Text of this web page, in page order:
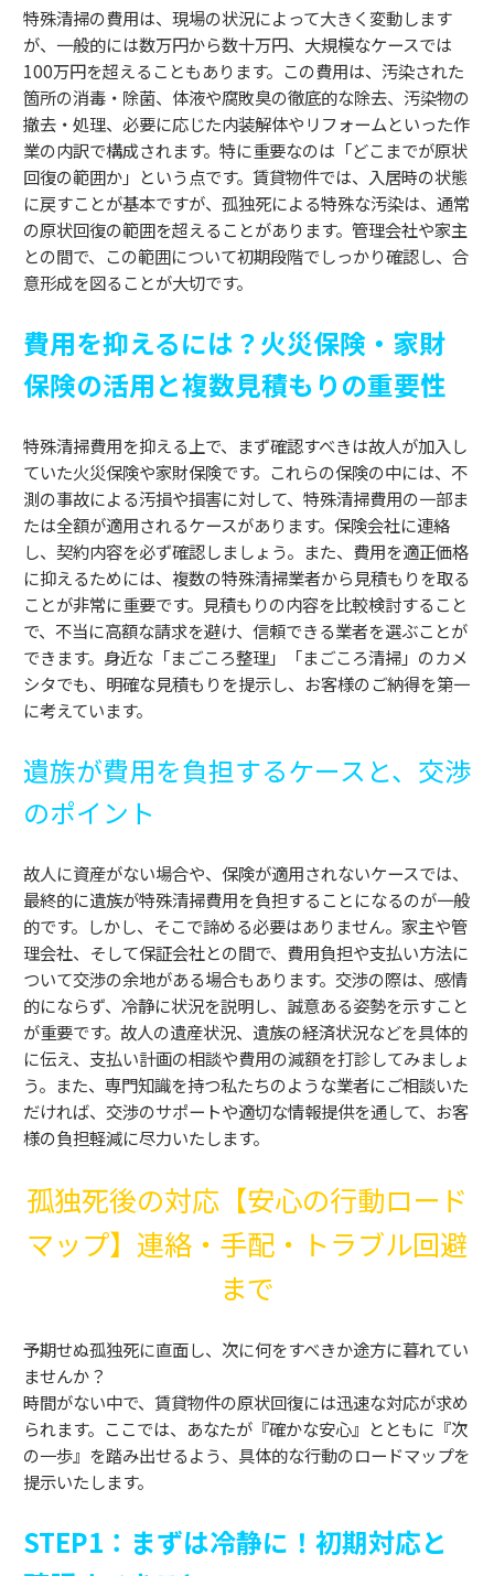
特殊清掃の費用は、現場の状況によって大きく変動します
が、一般的には数万円から数十万円、大規模なケースでは
100万円を超えることもあります。この費用は、汚染された
箇所の消毒・除菌、体液や腐敗臭の徹底的な除去、汚染物の
撤去・処理、必要に応じた内装解体やリフォームといった作
業の内訳で構成されます。特に重要なのは「どこまでが原状
回復の範囲か」という点です。賃貸物件では、入居時の状態
に戻すことが基本ですが、孤独死による特殊な汚染は、通常
の原状回復の範囲を超えることがあります。管理会社や家主
との間で、この範囲について初期段階でしっかり確認し、合
意形成を図ることが大切です。
費用を抑えるには？火災保険・家財
保険の活用と複数見積もりの重要性
特殊清掃費用を抑える上で、まず確認すべきは故人が加入し
ていた火災保険や家財保険です。これらの保険の中には、不
測の事故による汚損や損害に対して、特殊清掃費用の一部ま
たは全額が適用されるケースがあります。保険会社に連絡
し、契約内容を必ず確認しましょう。また、費用を適正価格
に抑えるためには、複数の特殊清掃業者から見積もりを取る
ことが非常に重要です。見積もりの内容を比較検討すること
で、不当に高額な請求を避け、信頼できる業者を選ぶことが
できます。身近な「まごころ整理」「まごころ清掃」のカメ
シタでも、明確な見積もりを提示し、お客様のご納得を第一
に考えています。
遺族が費用を負担するケースと、交渉
のポイント
故人に資産がない場合や、保険が適用されないケースでは、
最終的に遺族が特殊清掃費用を負担することになるのが一般
的です。しかし、そこで諦める必要はありません。家主や管
理会社、そして保証会社との間で、費用負担や支払い方法に
ついて交渉の余地がある場合もあります。交渉の際は、感情
的にならず、冷静に状況を説明し、誠意ある姿勢を示すこと
が重要です。故人の遺産状況、遺族の経済状況などを具体的
に伝え、支払い計画の相談や費用の減額を打診してみましょ
う。また、専門知識を持つ私たちのような業者にご相談いた
だければ、交渉のサポートや適切な情報提供を通して、お客
様の負担軽減に尽力いたします。
孤独死後の対応【安心の行動ロード
マップ】連絡・手配・トラブル回避
まで
予期せぬ孤独死に直面し、次に何をすべきか途方に暮れてい
ませんか？
時間がない中で、賃貸物件の原状回復には迅速な対応が求め
られます。ここでは、あなたが『確かな安心』とともに『次
の一歩』を踏み出せるよう、具体的な行動のロードマップを
提示いたします。
STEP1：まずは冷静に！初期対応と